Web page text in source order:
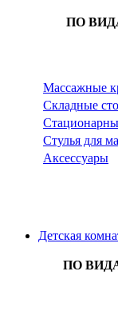
ПО
Массажные
Складные
Стулья для
Аксессуары
Детская
ПО